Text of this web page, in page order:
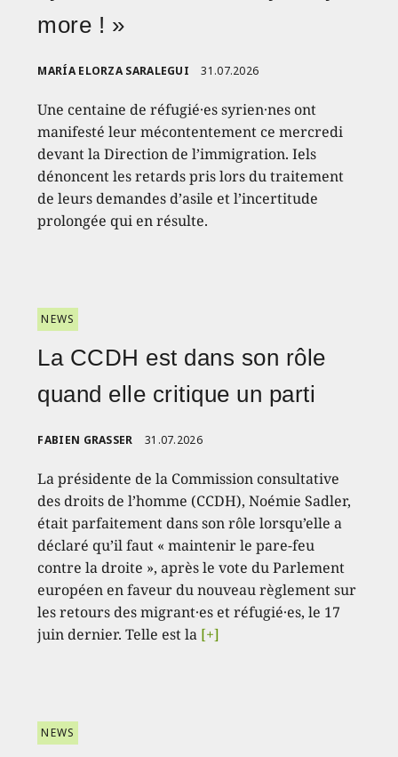
more ! »
MARÍA ELORZA SARALEGUI 31.07.2026
Une centaine de réfugié·es syrien·nes ont
manifesté leur mécontentement ce mercredi
devant la Direction de l’immigration. Iels
dénoncent les retards pris lors du traitement
de leurs demandes d’asile et l’incertitude
prolongée qui en résulte.
NEWS
La CCDH est dans son rôle
quand elle critique un parti
FABIEN GRASSER 31.07.2026
La présidente de la Commission consultative
des droits de l’homme (CCDH), Noémie Sadler,
était parfaitement dans son rôle lorsqu’elle a
déclaré qu’il faut « maintenir le pare-feu
contre la droite », après le vote du Parlement
européen en faveur du nouveau règlement sur
les retours des migrant·es et réfugié·es, le 17
juin dernier. Telle est la [+]
NEWS